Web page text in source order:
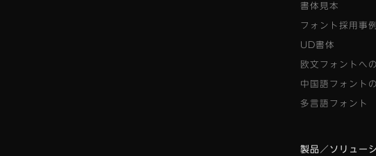
書体見本
フォント採用事例
UD書体
欧文フォントへ
中国語フォント
多言語フォント
製品／ソリュー